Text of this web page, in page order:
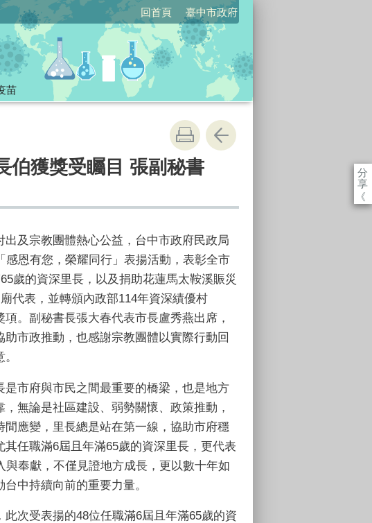
回首頁 臺中市政府
苗
分
享
《
伯獲獎受矚目 張副秘書
出及宗教團體熱心公益，台中市政府民政局
感恩有您，榮耀同行」表揚活動，表彰全市
歲的資深里長，以及捐助花蓮馬太鞍溪賑災
代表，並轉頒內政部114年資深績優村
項。副秘書長張大春代表市長盧秀燕出席，
助市政推動，也感謝宗教團體以實際行動回
是市府與市民之間最重要的橋梁，也是地方
無論是社區建設、弱勢關懷、政策推動，
間應變，里長總是站在第一線，協助市府穩
其任職滿6屆且年滿65歲的資深里長，更代表
與奉獻，不僅見證地方成長，更以數十年如
中持續向前的重要力量。
此次受表揚的48位任職滿6屆且年滿65歲的資